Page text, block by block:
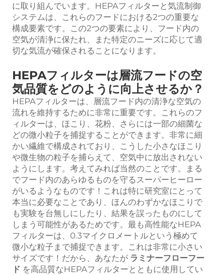
に取り組んでいます。HEPAフィルターと気流制御
システムは、これらのフードにおける2つの重要な
構成要素です。この2つの要素により、フード内の
空気が清浄に保たれ、また特定のニーズに応じて適
切な気流が確保されることになります。
HEPAフィルターは層流フードの空
気品質をどのように向上させるか？
HEPAフィルターは、層流フード内の清浄な空気の
流れを維持するために非常に重要です。これらのフ
ィルターは、ほこり、花粉、さらには一部の細菌な
どの微小粒子を捕捉することができます。非常に細
かい繊維で構成されており、こうした小さなほこり
や微生物の粒子を捕らえて、空気中に放出されない
ようにします。考えてみれば当然のことです。まる
でフード内のあらゆるものを守るスーパーヒーロー
がいるようなものです！これは特に研究室にとって
本当に必要なことであり、ほんのわずかなほこりで
も実験を台無しにしたり、結果を誤ったものにして
しまう可能性があるためです。最も高性能なHEPA
フィルターは、0.3マイクロメートルという極めて
微小な粒子まで捕捉できます。これは非常に小さい
サイズです！だから、あなたが ラミナーフローフー
ド を高品質なHEPAフィルターとともに使用してい